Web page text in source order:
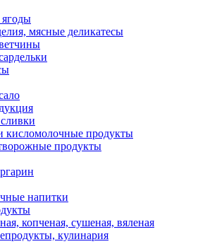
мясные деликатесы
кисломолочные продукты
продукты
напитки
копченая, сушеная, вяленая
кулинария